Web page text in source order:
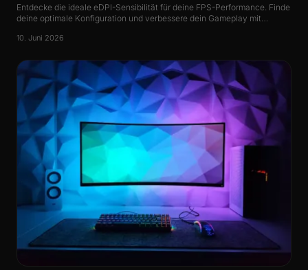
Entdecke die ideale eDPI-Sensibilität für deine FPS-Performance. Finde
deine optimale Konfiguration und verbessere dein Gameplay mit
10. Juni 2026